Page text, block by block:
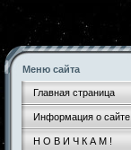
Меню сайта
Главная страница
Информация о сайте
Н О В И Ч К А М !